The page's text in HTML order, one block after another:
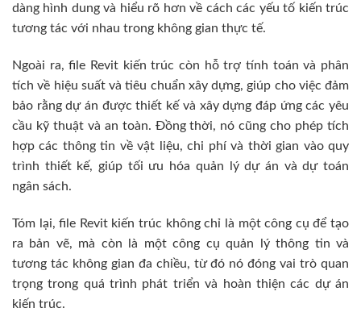
dàng hình dung và hiểu rõ hơn về cách các yếu tố kiến trúc
tương tác với nhau trong không gian thực tế.
Ngoài ra, file Revit kiến trúc còn hỗ trợ tính toán và phân
tích về hiệu suất và tiêu chuẩn xây dựng, giúp cho việc đảm
bảo rằng dự án được thiết kế và xây dựng đáp ứng các yêu
cầu kỹ thuật và an toàn. Đồng thời, nó cũng cho phép tích
hợp các thông tin về vật liệu, chi phí và thời gian vào quy
trình thiết kế, giúp tối ưu hóa quản lý dự án và dự toán
ngân sách.
Tóm lại, file Revit kiến trúc không chỉ là một công cụ để tạo
ra bản vẽ, mà còn là một công cụ quản lý thông tin và
tương tác không gian đa chiều, từ đó nó đóng vai trò quan
trọng trong quá trình phát triển và hoàn thiện các dự án
kiến trúc.